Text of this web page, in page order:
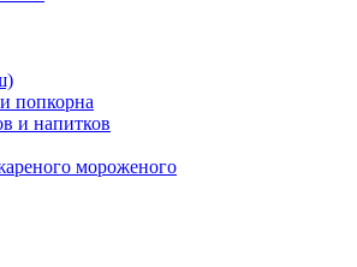
попкорна
и напитков
мороженого